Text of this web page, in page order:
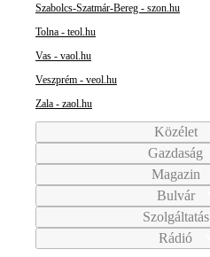
Szabolcs-Szatmár-Bereg - szon.hu
Tolna - teol.hu
Vas - vaol.hu
Veszprém - veol.hu
Zala - zaol.hu
Közélet
Gazdaság
Magazin
Bulvár
Szolgáltatás
Rádió